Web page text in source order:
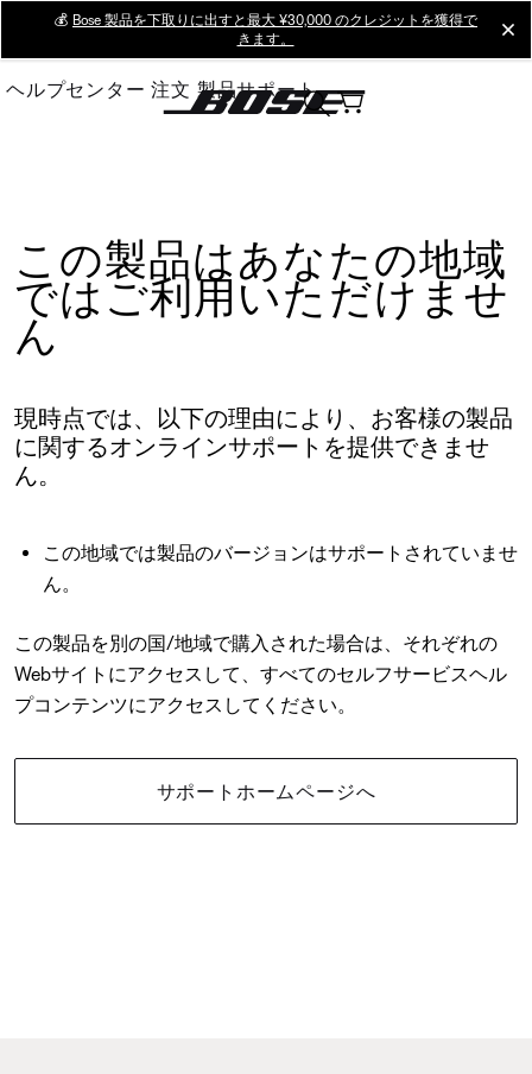
Main
💰 Bose 製品を下取りに出すと最大 ¥30,000 のクレジットを獲得で
きます。
ヘルプセンター 注文 製品サポート
この製品はあなたの地域
ではご利用いただけませ
ん
現時点では、以下の理由により、お客様の製品
に関するオンラインサポートを提供できませ
ん。
この地域では製品のバージョンはサポートされていませ
ん。
この製品を別の国/地域で購入された場合は、それぞれの
Webサイトにアクセスして、すべてのセルフサービスヘル
プコンテンツにアクセスしてください。
サポートホームページへ